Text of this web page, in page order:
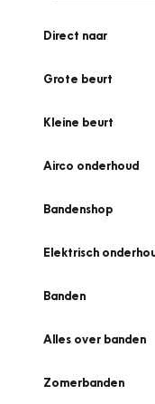
Direct naar
Grote beurt
Kleine beurt
Airco onderhoud
Bandenshop
Elektrisch
Banden
Alles over banden
Zomerbanden